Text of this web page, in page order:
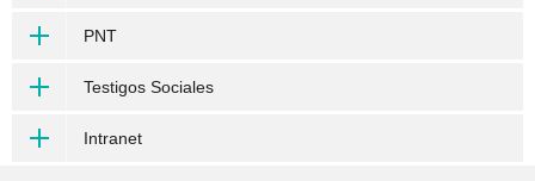
PNT
Testigos Sociales
Intranet